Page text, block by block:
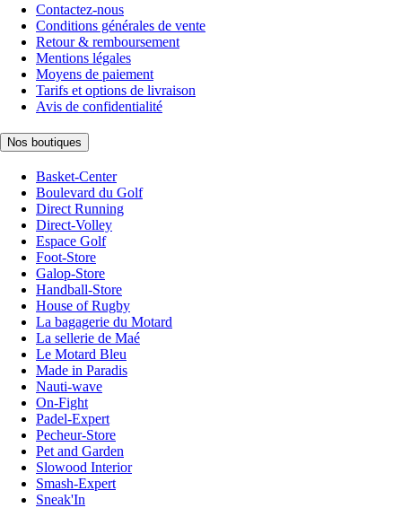
Contactez-nous
Conditions générales de vente
Retour & remboursement
Mentions légales
Moyens de paiement
Tarifs et options de livraison
Avis de confidentialité
Nos boutiques
Basket-Center
Boulevard du Golf
Direct Running
Direct-Volley
Espace Golf
Foot-Store
Galop-Store
Handball-Store
House of Rugby
La bagagerie du Motard
La sellerie de Maé
Le Motard Bleu
Made in Paradis
Nauti-wave
On-Fight
Padel-Expert
Pecheur-Store
Pet and Garden
Slowood Interior
Smash-Expert
Sneak'In